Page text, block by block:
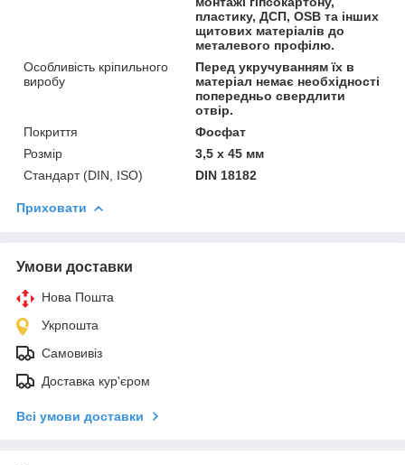
пластику, ДСП, OSB та інших
щитових матеріалів до
металевого профілю.
Особливість кріпильного
виробу
Перед укручуванням їх в
матеріал немає необхідності
попередньо свердлити
отвір.
Покриття
Фосфат
Розмір
3,5 х 45 мм
Стандарт (DIN, ISO)
DIN 18182
Приховати
Умови доставки
Нова Пошта
Укрпошта
Самовивіз
Доставка кур'єром
Всі умови доставки